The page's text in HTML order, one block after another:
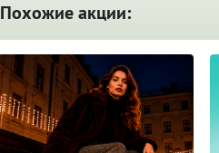
Похожие акции: